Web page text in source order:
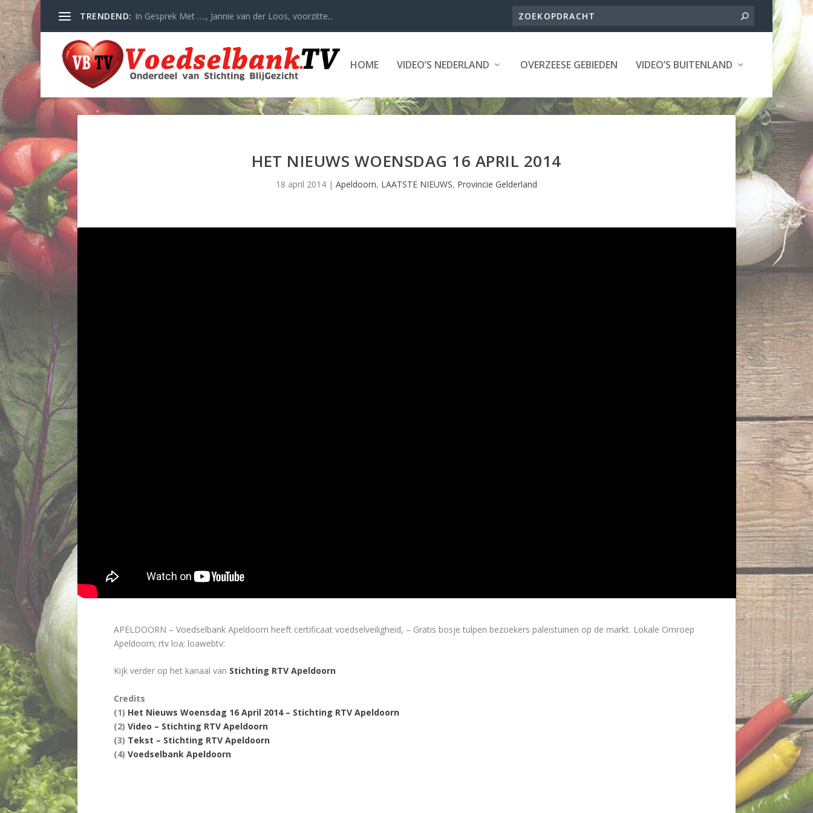
TRENDEND: In Gesprek Met …., Jannie van der Loos, voorzitte...
HOME VIDEO’S NEDERLAND OVERZEESE GEBIEDEN VIDEO’S BUITENLAND
HET NIEUWS WOENSDAG 16 APRIL 2014
18 april 2014 | Apeldoorn, LAATSTE NIEUWS, Provincie Gelderland
APELDOORN – Voedselbank Apeldoorn heeft certificaat voedselveiligheid, – Gratis bosje tulpen bezoekers paleistuinen op de markt. Lokale Omroep
Apeldoorn; rtv loa; loawebtv:
Kijk verder op het kanaal van Stichting RTV Apeldoorn
Credits
(1) Het Nieuws Woensdag 16 April 2014 – Stichting RTV Apeldoorn
(2) Video – Stichting RTV Apeldoorn
(3) Tekst – Stichting RTV Apeldoorn
(4) Voedselbank Apeldoorn